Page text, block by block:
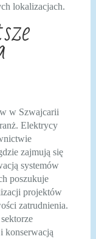
lokalizacjach.
w Szwajcarii
Elektrycy
zajmują się
systemów
poszukuje
projektów
zatrudnienia.
konserwacją